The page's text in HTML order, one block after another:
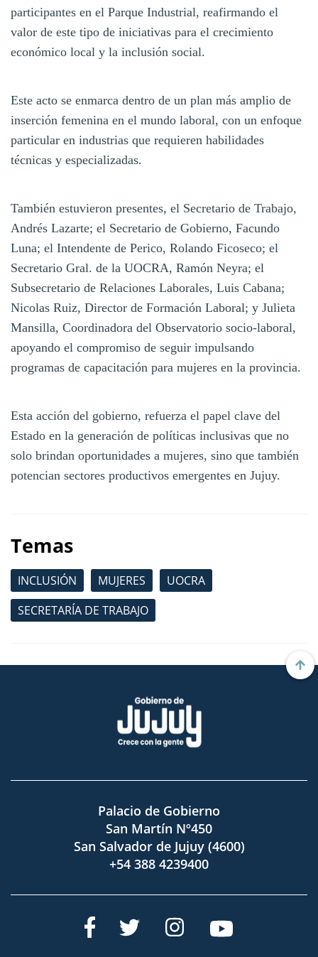
participantes en el Parque Industrial, reafirmando el
valor de este tipo de iniciativas para el crecimiento
económico local y la inclusión social.
Este acto se enmarca dentro de un plan más amplio de
inserción femenina en el mundo laboral, con un enfoque
particular en industrias que requieren habilidades
técnicas y especializadas.
También estuvieron presentes, el Secretario de Trabajo,
Andrés Lazarte; el Secretario de Gobierno, Facundo
Luna; el Intendente de Perico, Rolando Ficoseco; el
Secretario Gral. de la UOCRA, Ramón Neyra; el
Subsecretario de Relaciones Laborales, Luis Cabana;
Nicolas Ruiz, Director de Formación Laboral; y Julieta
Mansilla, Coordinadora del Observatorio socio-laboral,
apoyando el compromiso de seguir impulsando
programas de capacitación para mujeres en la provincia.
Esta acción del gobierno, refuerza el papel clave del
Estado en la generación de políticas inclusivas que no
solo brindan oportunidades a mujeres, sino que también
potencian sectores productivos emergentes en Jujuy.
Temas
INCLUSIÓN MUJERES
UOCRA
SECRETARÍA DE TRABAJO
Palacio de Gobierno
San Martín Nº450
San Salvador de Jujuy (4600)
+54 388 4239400